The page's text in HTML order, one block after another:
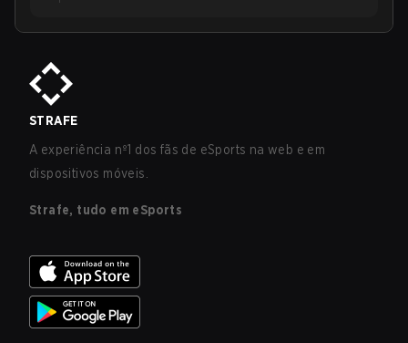
STRAFE
A experiência nº1 dos fãs de eSports na web e em
dispositivos móveis.
Strafe, tudo em eSports